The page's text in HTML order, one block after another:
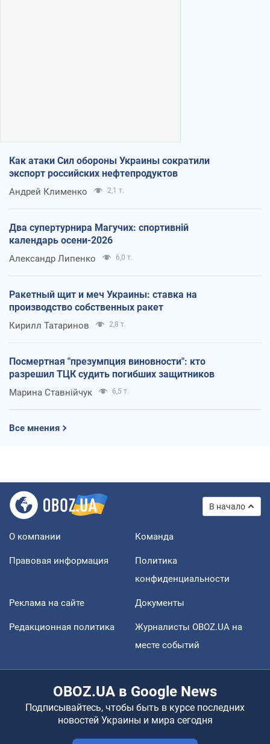
Как атаки Сил обороны Украины сократили
экспорт российских нефтепродуктов
Андрей Клименко 2,1 т.
Два супертурнира Магучих: спортивній
календарь осени-2026
Александр Липенко 6,0 т.
Ракетный щит и меч Украины: ставка на
производство собственных ракет
Кирилл Татаринов 2,8 т.
Посмертная "презумпция виновности": кто
разрешил ТЦК судить погибших защитников
Марина Ставнійчук 6,5 т.
Все мнения
В начало
О компании Команда
Правовая информация
Политика
конфиденциальности
Реклама на сайте Документы
Редакционная политика
Журналисты OBOZ.UA на
месте событий
OBOZ.UA в Google News
Подписывайтесь, чтобы быть в курсе последних
новостей Украины и мира сегодня